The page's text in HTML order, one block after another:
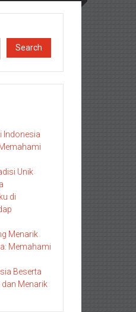
Search
Indonesia
Unik
di
Menarik
Memahami
Beserta
Menarik